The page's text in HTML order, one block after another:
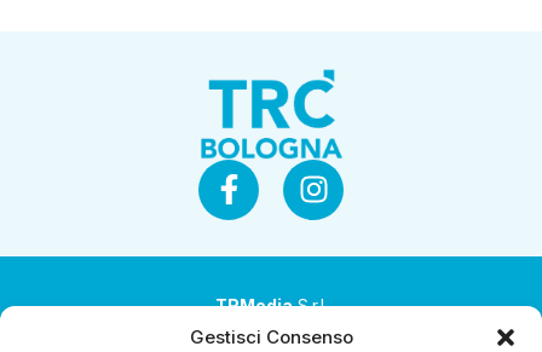
Gestisci Consenso
TRMediaS.r.l.